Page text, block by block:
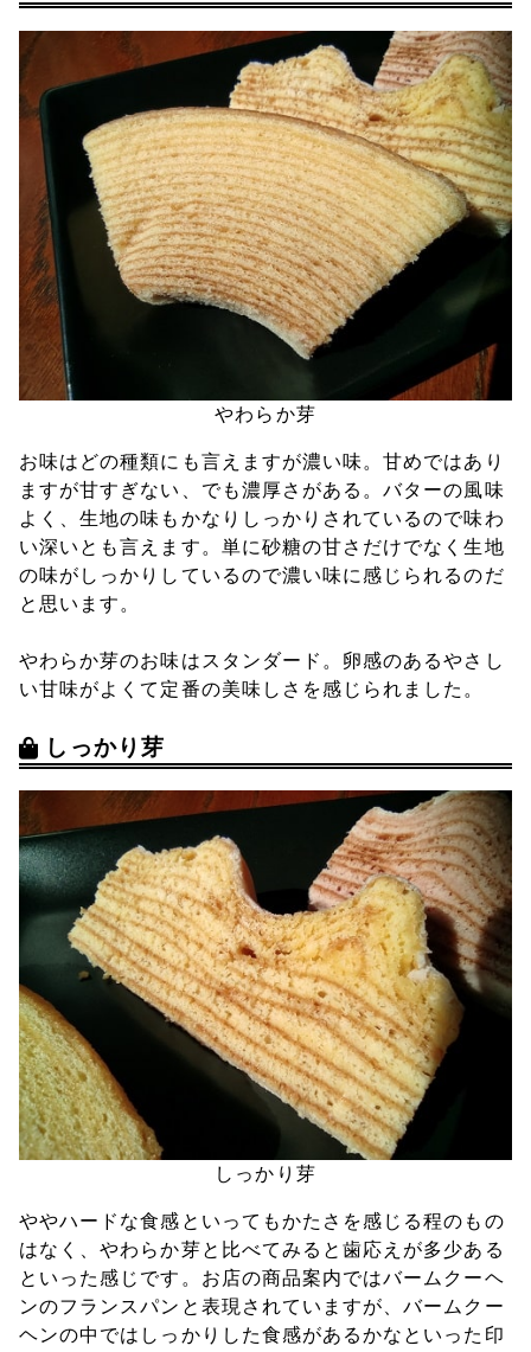
やわらか芽
お味はどの種類にも言えますが濃い味。甘めではあり
ますが甘すぎない、でも濃厚さがある。バターの風味
よく、生地の味もかなりしっかりされているので味わ
い深いとも言えます。単に砂糖の甘さだけでなく生地
の味がしっかりしているので濃い味に感じられるのだ
と思います。
やわらか芽のお味はスタンダード。卵感のあるやさし
い甘味がよくて定番の美味しさを感じられました。
しっかり芽
しっかり芽
ややハードな食感といってもかたさを感じる程のもの
はなく、やわらか芽と比べてみると歯応えが多少ある
といった感じです。お店の商品案内ではバームクーヘ
ンのフランスパンと表現されていますが、バームクー
ヘンの中ではしっかりした食感があるかなといった印